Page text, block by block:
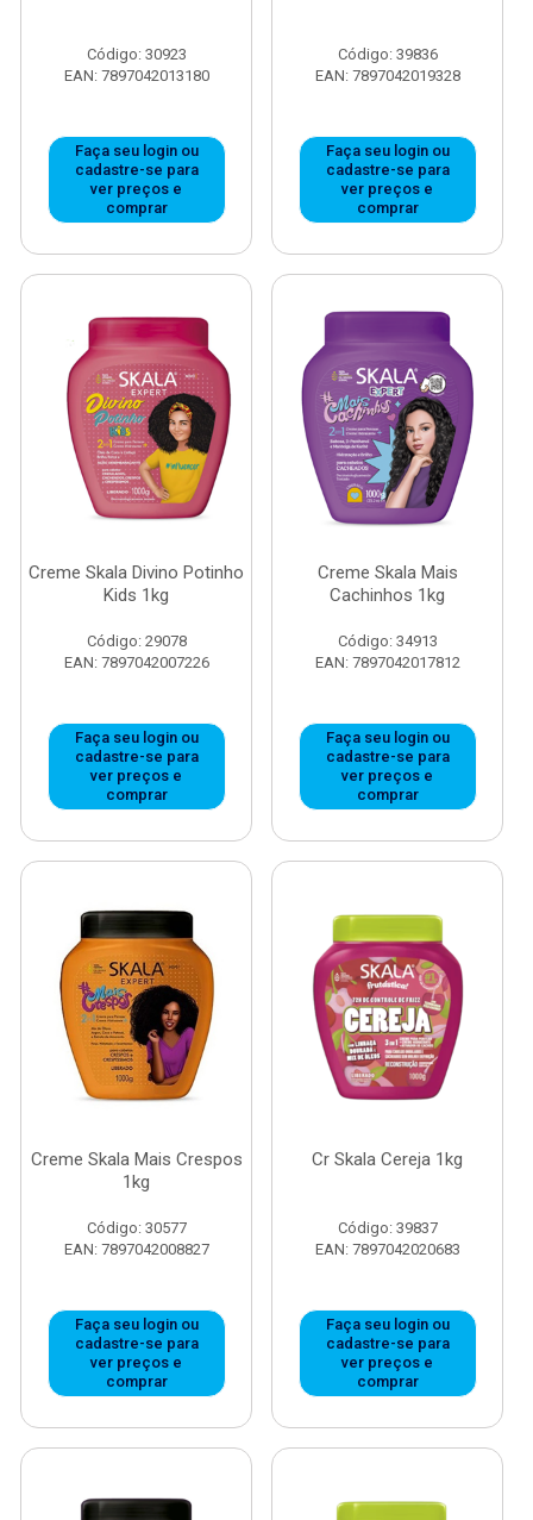
Código: 30923
EAN: 7897042013180
Faça seu login ou
cadastre-se para
ver preços e
comprar
Código: 39836
EAN: 7897042019328
Faça seu login ou
cadastre-se para
ver preços e
comprar
Creme Skala Divino Potinho
Kids 1kg
Código: 29078
EAN: 7897042007226
Faça seu login ou
cadastre-se para
ver preços e
comprar
Creme Skala Mais
Cachinhos 1kg
Código: 34913
EAN: 7897042017812
Faça seu login ou
cadastre-se para
ver preços e
comprar
Creme Skala Mais Crespos
1kg
Código: 30577
EAN: 7897042008827
Faça seu login ou
cadastre-se para
ver preços e
comprar
Cr Skala Cereja 1kg
Código: 39837
EAN: 7897042020683
Faça seu login ou
cadastre-se para
ver preços e
comprar